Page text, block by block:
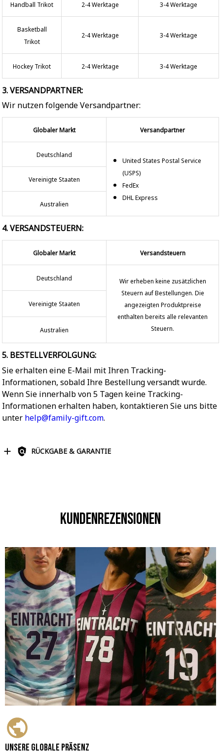
Handball Trikot 2-4 Werktage 3-4 Werktage
Basketball
Trikot
2-4 Werktage 3-4 Werktage
Hockey Trikot 2-4 Werktage 3-4 Werktage
3. VERSANDPARTNER:
Wir nutzen folgende Versandpartner:
Globaler Markt Versandpartner
Deutschland
United States Postal Service
(USPS)
FedEx
DHL Express
Vereinigte Staaten
Australien
4. VERSANDSTEUERN:
Globaler Markt Versandsteuern
Deutschland
Wir erheben keine zusätzlichen
Steuern auf Bestellungen. Die
angezeigten Produktpreise
enthalten bereits alle relevanten
Steuern.
Vereinigte Staaten
Australien
5. BESTELLVERFOLGUNG:
Sie erhalten eine E-Mail mit Ihren Tracking-
Informationen, sobald Ihre Bestellung versandt wurde.
Wenn Sie innerhalb von 5 Tagen keine Tracking-
Informationen erhalten haben, kontaktieren Sie uns bitte
unter help@family-gift.com.
RÜCKGABE & GARANTIE
Kundenrezensionen
Unsere globale Präsenz